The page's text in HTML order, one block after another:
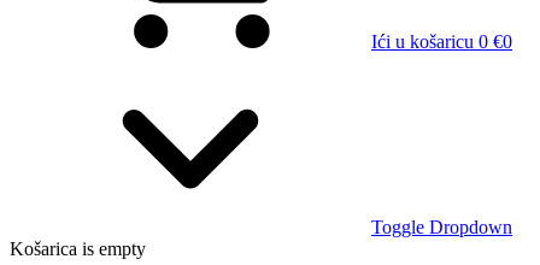
Ići u košaricu 0 €0
Toggle Dropdown
Košarica is empty